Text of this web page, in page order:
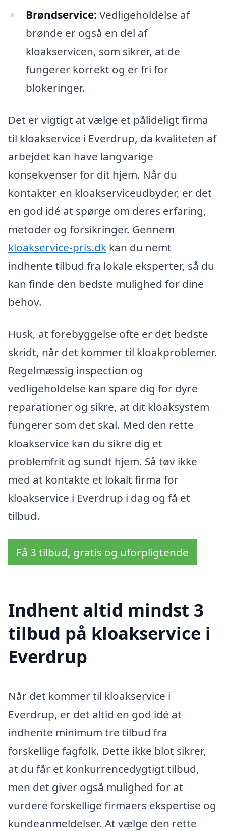
Brøndservice: Vedligeholdelse af
brønde er også en del af
kloakservicen, som sikrer, at de
fungerer korrekt og er fri for
blokeringer.
Det er vigtigt at vælge et pålideligt firma
til kloakservice i Everdrup, da kvaliteten af
arbejdet kan have langvarige
konsekvenser for dit hjem. Når du
kontakter en kloakserviceudbyder, er det
en god idé at spørge om deres erfaring,
metoder og forsikringer. Gennem
kloakservice-pris.dk kan du nemt
indhente tilbud fra lokale eksperter, så du
kan finde den bedste mulighed for dine
behov.
Husk, at forebyggelse ofte er det bedste
skridt, når det kommer til kloakproblemer.
Regelmæssig inspection og
vedligeholdelse kan spare dig for dyre
reparationer og sikre, at dit kloaksystem
fungerer som det skal. Med den rette
kloakservice kan du sikre dig et
problemfrit og sundt hjem. Så tøv ikke
med at kontakte et lokalt firma for
kloakservice i Everdrup i dag og få et
tilbud.
Få 3 tilbud, gratis og uforpligtende
Indhent altid mindst 3
tilbud på kloakservice i
Everdrup
Når det kommer til kloakservice i
Everdrup, er det altid en god idé at
indhente minimum tre tilbud fra
forskellige fagfolk. Dette ikke blot sikrer,
at du får et konkurrencedygtigt tilbud,
men det giver også mulighed for at
vurdere forskellige firmaers ekspertise og
kundeanmeldelser. At vælge den rette